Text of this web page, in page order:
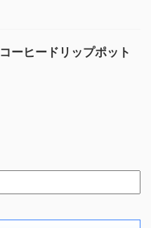
ーヒードリップポット